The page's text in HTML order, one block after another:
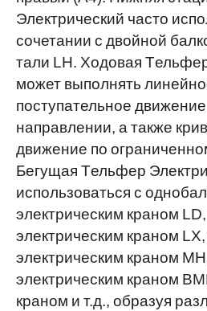
Электрический часто
сочетании с двойной
тали LH. Ходовая
может выполнять
поступательное
направлении, а также
движение по
Бегущая Tельфер
использоваться с
электрическим краном
электрическим краном
электрическим краном
электрическим краном
краном и т.д., образуя